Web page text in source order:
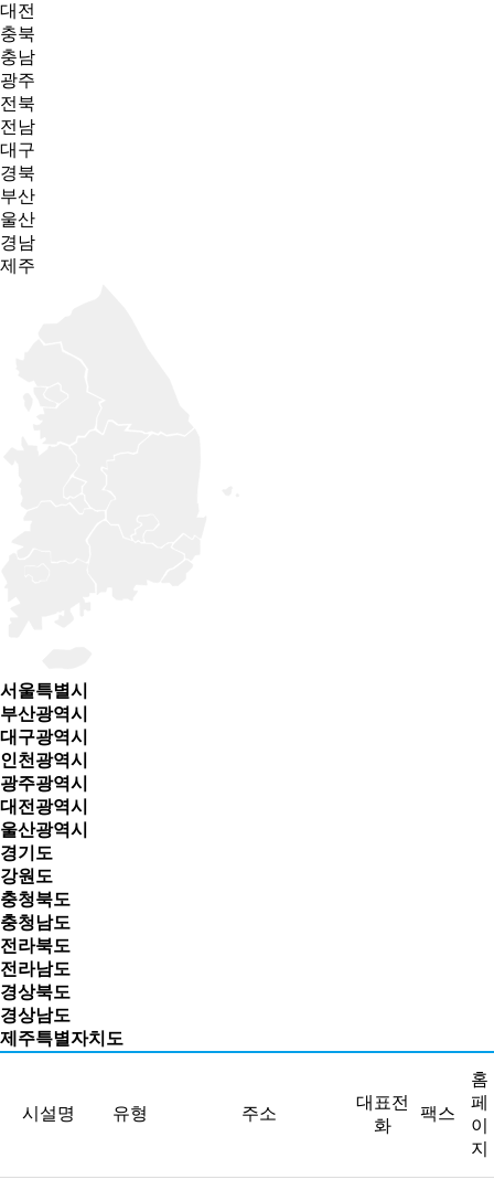
대전
충북
충남
광주
전북
전남
대구
경북
부산
울산
경남
제주
서울특별시
부산광역시
대구광역시
인천광역시
광주광역시
대전광역시
울산광역시
경기도
강원도
충청북도
충청남도
전라북도
전라남도
경상북도
경상남도
제주특별자치도
시설명 유형 주소
대표전
화
팩스
홈
페
이
지